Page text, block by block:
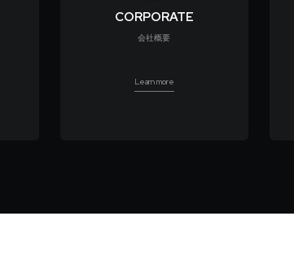
CORPORATE
会社概要
Learn more